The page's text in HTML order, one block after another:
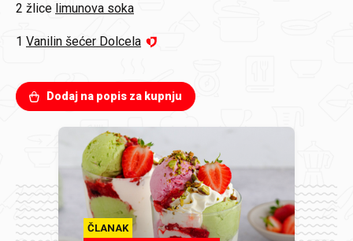
2 žlice limunova soka
1 Vanilin šećer Dolcela
Dodaj na popis za kupnju
ČLANAK